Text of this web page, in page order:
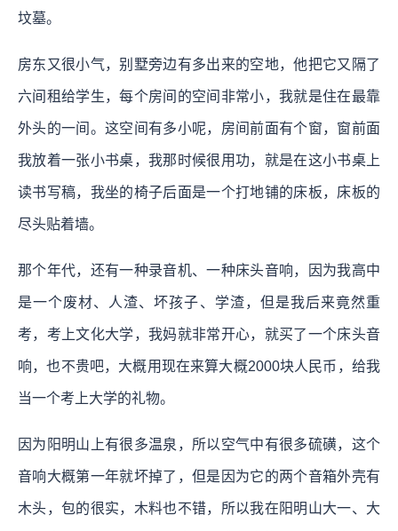
坟墓。
房东又很小气，别墅旁边有多出来的空地，他把它又隔了
六间租给学生，每个房间的空间非常小，我就是住在最靠
外头的一间。这空间有多小呢，房间前面有个窗，窗前面
我放着一张小书桌，我那时候很用功，就是在这小书桌上
读书写稿，我坐的椅子后面是一个打地铺的床板，床板的
尽头贴着墙。
那个年代，还有一种录音机、一种床头音响，因为我高中
是一个废材、人渣、坏孩子、学渣，但是我后来竟然重
考，考上文化大学，我妈就非常开心，就买了一个床头音
响，也不贵吧，大概用现在来算大概2000块人民币，给我
当一个考上大学的礼物。
因为阳明山上有很多温泉，所以空气中有很多硫磺，这个
音响大概第一年就坏掉了，但是因为它的两个音箱外壳有
木头，包的很实，木料也不错，所以我在阳明山大一、大